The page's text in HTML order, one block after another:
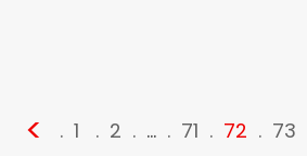
< 1 2 … 71 72 73